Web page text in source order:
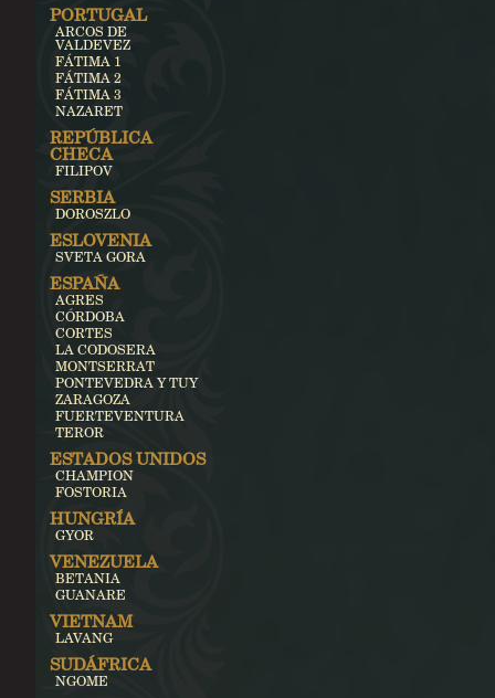
PORTUGAL
ARCOS DE
VALDEVEZ
FÁTIMA 1
FÁTIMA 2
FÁTIMA 3
NAZARET
REPÚBLICA
CHECA
FILIPOV
SERBIA
DOROSZLO
ESLOVENIA
SVETA GORA
ESPAÑA
AGRES
CÓRDOBA
CORTES
LA CODOSERA
MONTSERRAT
PONTEVEDRA Y TUY
ZARAGOZA
FUERTEVENTURA
TEROR
ESTADOS UNIDOS
CHAMPION
FOSTORIA
HUNGRÍA
GYOR
VENEZUELA
BETANIA
GUANARE
VIETNAM
LAVANG
SUDÁFRICA
NGOME